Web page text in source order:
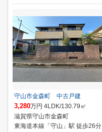
守山市金森町 中古戸建
3,280万円 4LDK/130.79㎡
滋賀県守山市金森町
東海道本線「守山」駅 徒歩26分